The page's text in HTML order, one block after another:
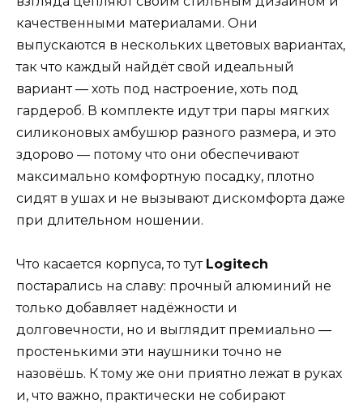
качественными материалами. Они
выпускаются в нескольких цветовых вариантах,
так что каждый найдёт свой идеальный
вариант — хоть под настроение, хоть под
гардероб. В комплекте идут три пары мягких
силиконовых амбушюр разного размера, и это
здорово — потому что они обеспечивают
максимально комфортную посадку, плотно
сидят в ушах и не вызывают дискомфорта даже
при длительном ношении.
Что касается корпуса, то тут Logitech
постарались на славу: прочный алюминий не
только добавляет надёжности и
долговечности, но и выглядит премиально —
простенькими эти наушники точно не
назовёшь. К тому же они приятно лежат в руках
и, что важно, практически не собирают